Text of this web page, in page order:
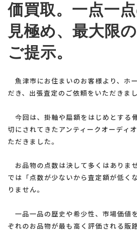
価買取。一点一
見極め、最大限
ご提示。
魚津市にお住まいのお客様より、ホ
だき、出張査定のご依頼をいただきまし
今回は、掛軸や扁額をはじめとする
切にされてきたアンティークオーディ
ただきました。
お品物の点数は決して多くはありま
では「点数が少ないから査定額が低く
りません。
一品一品の歴史や希少性、市場価値
ぞれのお品物が最も高く評価される販